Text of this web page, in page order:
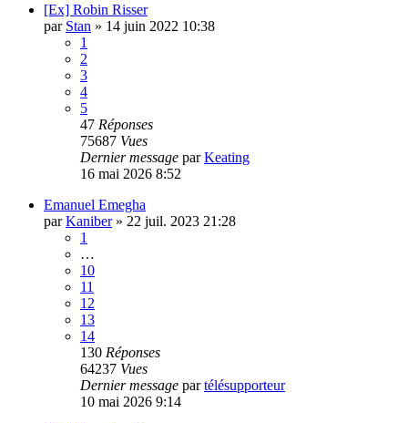
[Ex] Robin Risser
par Stan » 14 juin 2022 10:38
1
2
3
4
5
47 Réponses
75687 Vues
Dernier message parKeating
16 mai 2026 8:52
Emanuel Emegha
parKaniber» 22 juil. 2023 21:28
1
…
10
11
12
13
14
130 Réponses
64237 Vues
Dernier message partélésupporteur
10 mai 2026 9:14